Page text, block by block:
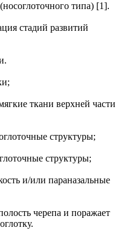
типа) [1].
стадий развитий
ткани верхней части
структуры;
структуры;
и/или параназальные
черепа и поражает